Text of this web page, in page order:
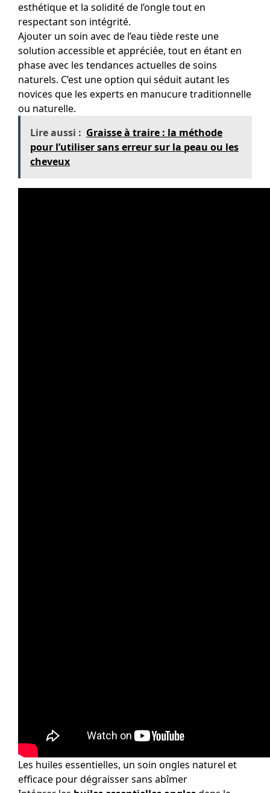
esthétique et la solidité de l’ongle tout en
respectant son intégrité.
Ajouter un soin avec de l’eau tiède reste une
solution accessible et appréciée, tout en étant en
phase avec les tendances actuelles de soins
naturels. C’est une option qui séduit autant les
novices que les experts en manucure traditionnelle
ou naturelle.
Lire aussi : Graisse à traire : la méthode
pour l’utiliser sans erreur sur la peau ou les
cheveux
Les huiles essentielles, un soin ongles naturel et
efficace pour dégraisser sans abîmer